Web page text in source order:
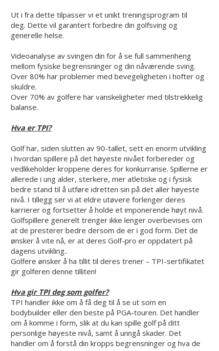
Ut i fra dette tilpasser vi et unikt treningsprogram til
deg. Dette vil garantert forbedre din golfsving og
generelle helse.
Videoanalyse av svingen din for å se full sammenheng
mellom fysiske begrensninger og din nåværende sving.
Over 80% har problemer med bevegeligheten i hofter og
skuldre.
Over 70% av golfere har vanskeligheter med tilstrekkelig
balanse.
Hva er TPI?
Golf har, siden slutten av 90-tallet, sett en enorm utvikling
i hvordan spillere på det høyeste nivået forbereder og
vedlikeholder kroppene deres for konkurranse. Spillerne er
allerede i ung alder, sterkere, mer atletiske og i fysisk
bedre stand til å utføre idretten sin på det aller høyeste
nivå. I tillegg ser vi at eldre utøvere forlenger deres
karrierer og fortsetter å holde et imponerende høyt nivå.
Golfspillere generelt trenger ikke lenger overbevises om
at de presterer bedre dersom de er i god form. Det de
ønsker å vite nå, er at deres Golf-pro er oppdatert på
dagens utvikling..
Golfere ønsker å ha tillit til deres trener – TPI-sertifikatet
gir golferen denne tilliten!
Hva gir TPI deg som golfer?
TPI handler ikke om å få deg til å se ut som en
bodybuilder eller den beste på PGA-touren. Det handler
om å komme i form, slik at du kan spille golf på ditt
personlige høyeste nivå, samt å unngå skader. Det
handler om å forstå din kropps begrensninger og hva de